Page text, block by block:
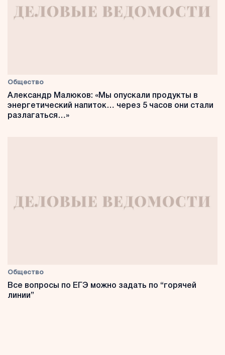
Общество
Александр Малюков: «Мы опускали продукты в
энергетический напиток… через 5 часов они стали
разлагаться…»
Общество
Все вопросы по ЕГЭ можно задать по “горячей
линии”